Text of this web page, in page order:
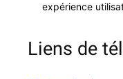
expéri­ence
Liens de